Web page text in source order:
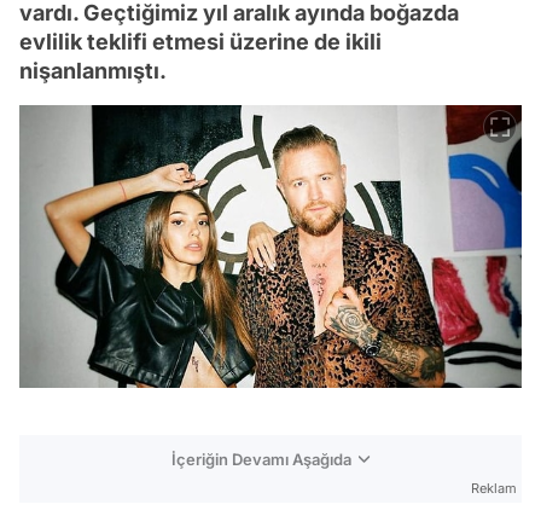
vardı. Geçtiğimiz yıl aralık ayında boğazda
evlilik teklifi etmesi üzerine de ikili
nişanlanmıştı.
İçeriğin Devamı Aşağıda
Reklam